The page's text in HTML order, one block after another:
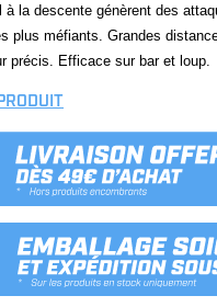
à la descente génèrent des
plus méfiants. Grandes
précis. Efficace sur bar et loup.